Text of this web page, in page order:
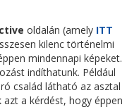
oldalán (amely ITT
kilenc történelmi
mindennapi képeket.
indíthatunk. Például
család látható az asztal
a kérdést, hogy éppen